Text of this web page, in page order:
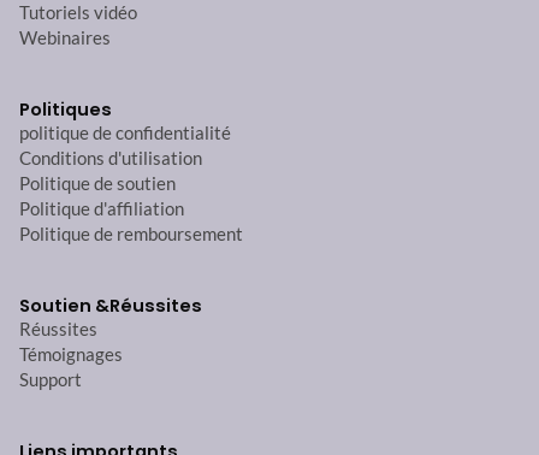
Tutoriels vidéo
Webinaires
Politiques
politique de confidentialité
Conditions d'utilisation
Politique de soutien
Politique d'affiliation
Politique de remboursement
Soutien &Réussites
Réussites
Témoignages
Support